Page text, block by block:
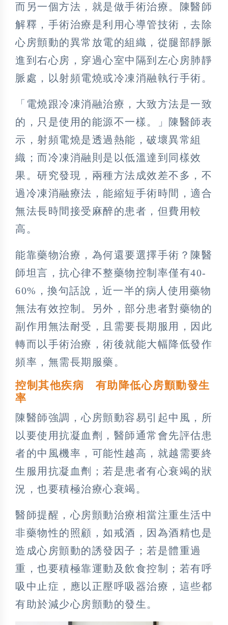
而另一個方法，就是做手術治療。陳醫師
解釋，手術治療是利用心導管技術，去除
心房顫動的異常放電的組織，從腿部靜脈
進到右心房，穿過心室中隔到左心房肺靜
脈處，以射頻電燒或冷凍消融執行手術。
「電燒跟冷凍消融治療，大致方法是一致
的，只是使用的能源不一樣。」陳醫師表
示，射頻電燒是透過熱能，破壞異常組
織；而冷凍消融則是以低溫達到同樣效
果。研究發現，兩種方法成效差不多，不
過冷凍消融療法，能縮短手術時間，適合
無法長時間接受麻醉的患者，但費用較
高。
能靠藥物治療，為何還要選擇手術？陳醫
師坦言，抗心律不整藥物控制率僅有40-
60%，換句話說，近一半的病人使用藥物
無法有效控制。另外，部分患者對藥物的
副作用無法耐受，且需要長期服用，因此
轉而以手術治療，術後就能大幅降低發作
頻率，無需長期服藥。
控制其他疾病 有助降低心房顫動發生
率
陳醫師強調，心房顫動容易引起中風，所
以要使用抗凝血劑，醫師通常會先評估患
者的中風機率，可能性越高，就越需要終
生服用抗凝血劑；若是患者有心衰竭的狀
況，也要積極治療心衰竭。
醫師提醒，心房顫動治療相當注重生活中
非藥物性的照顧，如戒酒，因為酒精也是
造成心房顫動的誘發因子；若是體重過
重，也要積極靠運動及飲食控制；若有呼
吸中止症，應以正壓呼吸器治療，這些都
有助於減少心房顫動的發生。